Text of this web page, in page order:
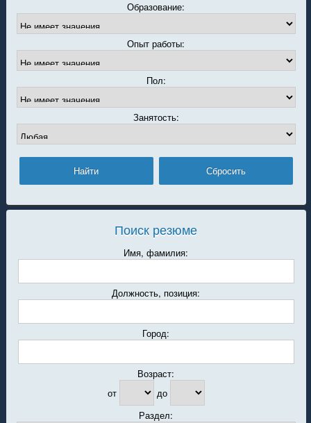
Образование:
Опыт работы:
Пол:
Занятость:
Поиск резюме
Имя, фамилия:
Должность, позиция:
Город:
Возраст:
от
до
Раздел: